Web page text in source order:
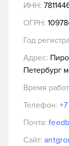
ИНН:
ОГРН:
Год
Адрес:
Петербург
Время
Телефон:
Почта:
Сайт: